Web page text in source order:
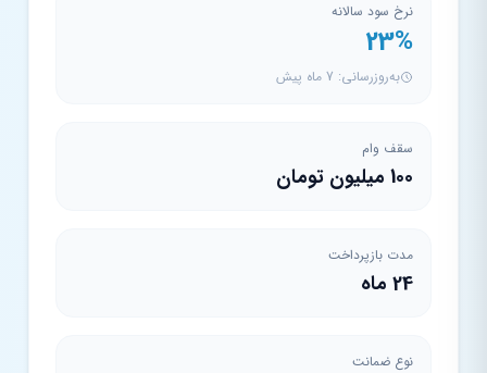
نرخ سود سالانه
23%
به‌روزرسانی: 7 ماه پیش
سقف وام
100 میلیون تومان
مدت بازپرداخت
24 ماه
نوع ضمانت